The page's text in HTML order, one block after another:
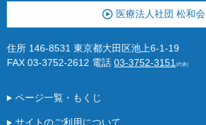
医療法人社団 松和会
住所 146-8531 東京都大田区池上6-1-19
FAX 03-3752-2612 電話 03-3752-3151 (代表)
ページ一覧・もくじ
サイトのご利用について